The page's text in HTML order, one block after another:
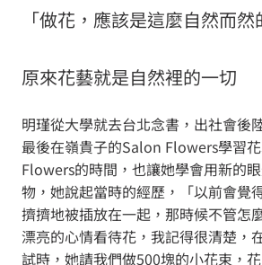
「做花，應該是這麼自然而然
原來花藝就是自然裡的一切
明瑾從大學就去台北念書，出社會後
最後在嶺貴子的Salon Flowers學習
Flowers的時間，也讓她學會用新的
物，她說起當時的經歷，「以前會覺
擠擠地被插放在一起，那時候不管怎
漂亮的心情看待花，我記得很清楚，
試時，她請我們做500塊的小花束，